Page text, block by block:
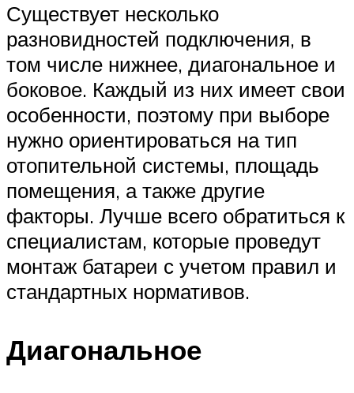
Существует несколько
разновидностей подключения, в
том числе нижнее, диагональное и
боковое. Каждый из них имеет свои
особенности, поэтому при выборе
нужно ориентироваться на тип
отопительной системы, площадь
помещения, а также другие
факторы. Лучше всего обратиться к
специалистам, которые проведут
монтаж батареи с учетом правил и
стандартных нормативов.
Диагональное